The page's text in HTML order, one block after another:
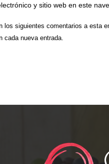
y sitio web en este
los siguientes comentarios a esta
cada nueva entrada.